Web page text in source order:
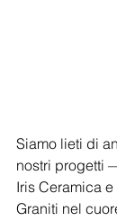
Siamo lieti di
nostri progetti
Iris Ceramica
Graniti nel